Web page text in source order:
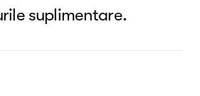
suplimentare.